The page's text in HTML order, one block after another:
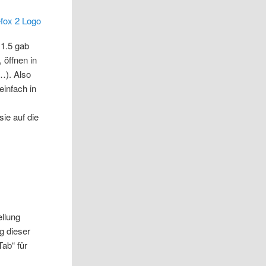
gab
öffnen in
Also
in
auf die
dieser
für